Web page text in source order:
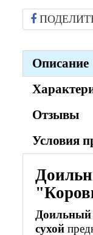
Описание
Отзывы
Условия
Доильный
сухой